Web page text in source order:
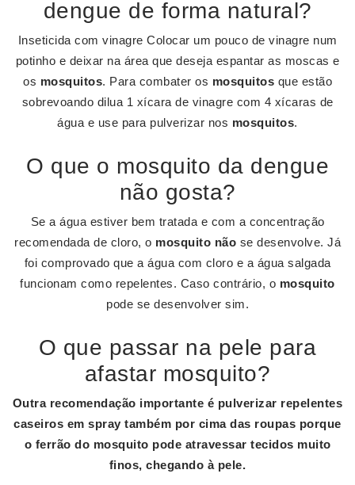
dengue de forma natural?
Inseticida com vinagre Colocar um pouco de vinagre num
potinho e deixar na área que deseja espantar as moscas e
os mosquitos. Para combater os mosquitos que estão
sobrevoando dilua 1 xícara de vinagre com 4 xícaras de
água e use para pulverizar nos mosquitos.
O que o mosquito da dengue
não gosta?
Se a água estiver bem tratada e com a concentração
recomendada de cloro, o mosquito não se desenvolve. Já
foi comprovado que a água com cloro e a água salgada
funcionam como repelentes. Caso contrário, o mosquito
pode se desenvolver sim.
O que passar na pele para
afastar mosquito?
Outra recomendação importante é pulverizar repelentes
caseiros em spray também por cima das roupas porque
o ferrão do mosquito pode atravessar tecidos muito
finos, chegando à pele.